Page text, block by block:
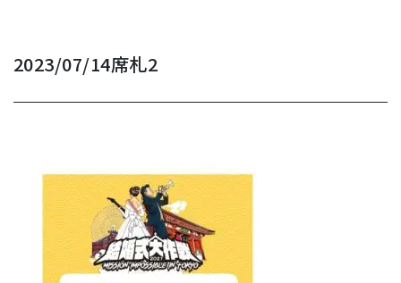
2023/07/14席札2